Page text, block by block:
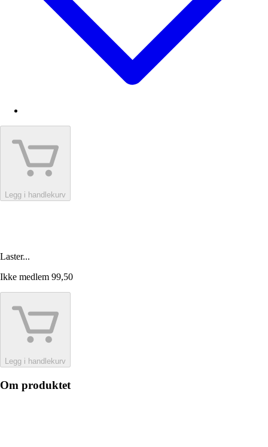
Legg i handlekurv
Laster...
Ikke medlem 99,50
Legg i handlekurv
Om produktet